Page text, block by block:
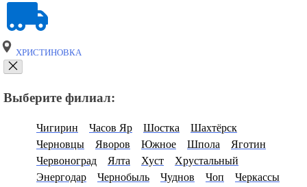
ХРИСТИНОВКА
Выберите филиал:
Чигирин Часов Яр Шостка
Шахтёрск
Черновцы
Яворов Южное Шпола
Яготин
Червоноград
Ялта Хуст
Хрустальный
Энергодар
Чернобыль Чуднов Чоп
Черкассы